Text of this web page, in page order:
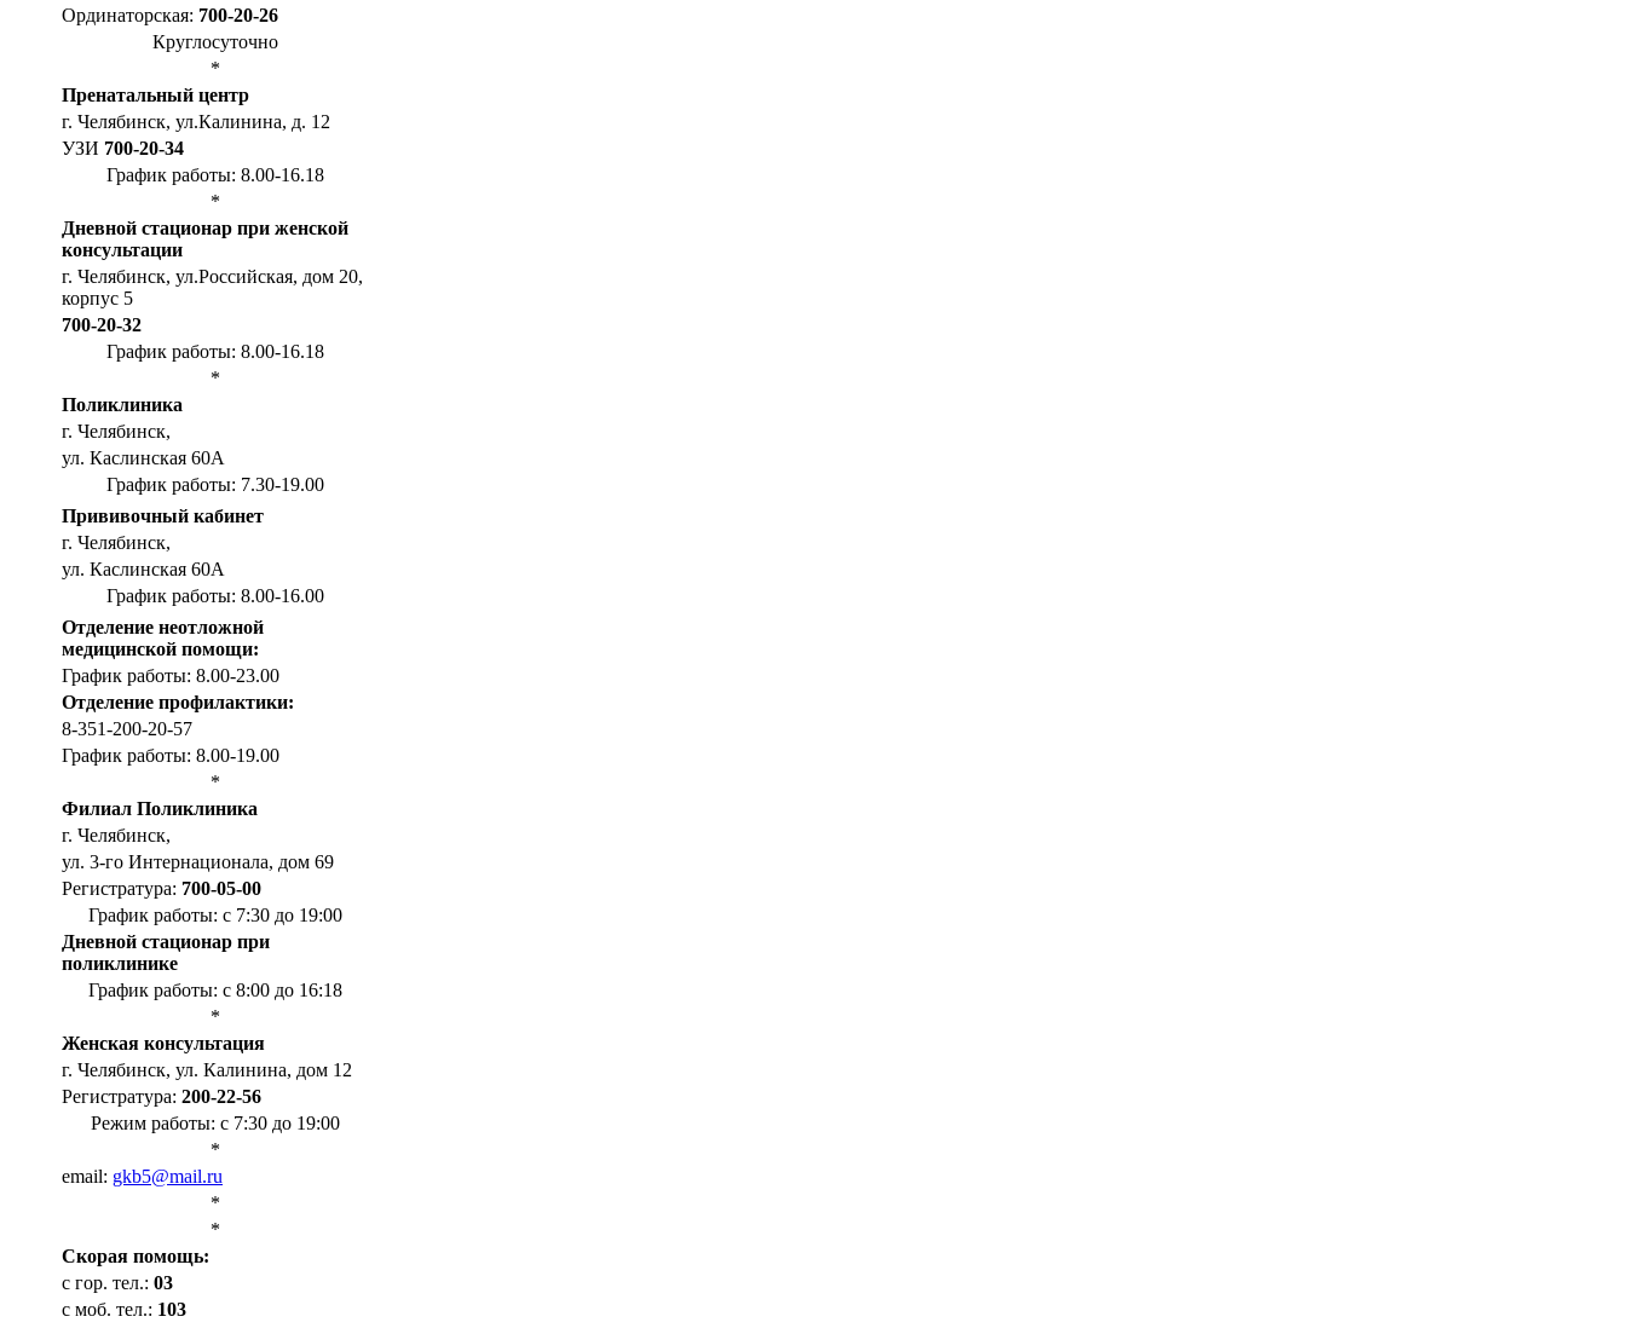
Ординаторская: 700-20-26
Круглосуточно
*
Пренатальный центр
г. Челябинск, ул.Калинина, д. 12
УЗИ 700-20-34
График работы: 8.00-16.18
*
Дневной стационар при женской
консультации
г. Челябинск, ул.Российская, дом 20,
корпус 5
700-20-32
График работы: 8.00-16.18
*
Поликлиника
г. Челябинск,
ул. Каслинская 60А
График работы: 7.30-19.00
Прививочный кабинет
г. Челябинск,
ул. Каслинская 60А
График работы: 8.00-16.00
Отделение неотложной
медицинской помощи:
График работы: 8.00-23.00
Отделение профилактики:
8-351-200-20-57
График работы: 8.00-19.00
*
Филиал Поликлиника
г. Челябинск,
ул. 3-го Интернационала, дом 69
Регистратура: 700-05-00
График работы: с 7:30 до 19:00
Дневной стационар при
поликлинике
График работы: с 8:00 до 16:18
*
Женская консультация
г. Челябинск, ул. Калинина, дом 12
Регистратура: 200-22-56
Режим работы: с 7:30 до 19:00
*
email: gkb5@mail.ru
*
*
Cкорая помощь:
с гор. тел.: 03
с моб. тел.: 103